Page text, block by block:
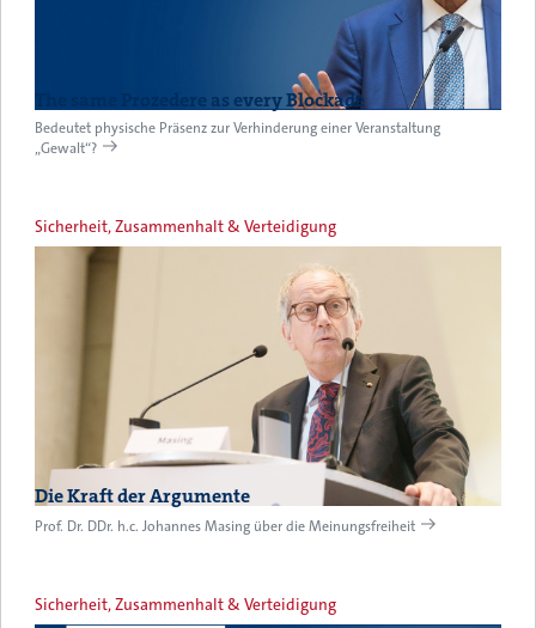
The same Prozedere as every Blockade
Bedeutet physische Präsenz zur Verhinderung einer Veranstaltung
„Gewalt“?
Sicherheit, Zusammenhalt & Verteidigung
Die Kraft der Argumente
Prof. Dr. DDr. h.c. Johannes Masing über die Meinungsfreiheit
Sicherheit, Zusammenhalt & Verteidigung